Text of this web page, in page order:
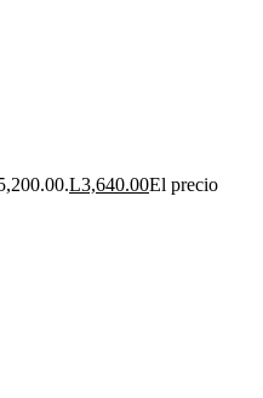
L3,640.00El precio